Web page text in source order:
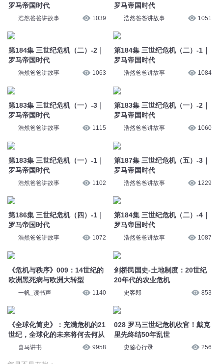
罗马帝国时代
浩然爸爸讲故事 1039
第184集 三世纪危机（二）-2｜
罗马帝国时代
浩然爸爸讲故事 1063
第183集 三世纪危机（一）-3｜
罗马帝国时代
浩然爸爸讲故事 1115
第183集 三世纪危机（一）-1｜
罗马帝国时代
浩然爸爸讲故事 1102
第186集 三世纪危机（四）-1｜
罗马帝国时代
浩然爸爸讲故事 1072
《危机与秩序》009：14世纪的
欧洲黑死病与欧洲大转型
一帆_读书声 1140
《全球化简史》：充满危机的21
世纪，全球化的未来将何去何从
喜马讲书 9958
罗马帝国时代
浩然爸爸讲故事 1051
第184集 三世纪危机（二）-1｜
罗马帝国时代
浩然爸爸讲故事 1084
第183集 三世纪危机（一）-2｜
罗马帝国时代
浩然爸爸讲故事 1060
第187集 三世纪危机（五）-3｜
罗马帝国时代
浩然爸爸讲故事 1229
第184集 三世纪危机（二）-4｜
罗马帝国时代
浩然爸爸讲故事 1087
剑桥民国史-土地制度：20世纪
20年代的农业危机
史客郎 853
028 罗马三世纪危机收官！戴克
里先终结50年乱世
史鉴心行录 256